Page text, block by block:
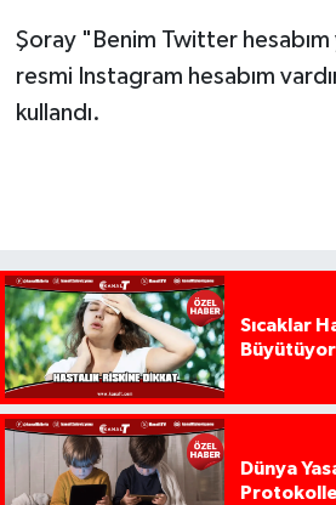
Şoray "Benim Twitter
resmi Instagram hesabım
kullandı.
Sıcaklar
Büyütüyor
Dünya